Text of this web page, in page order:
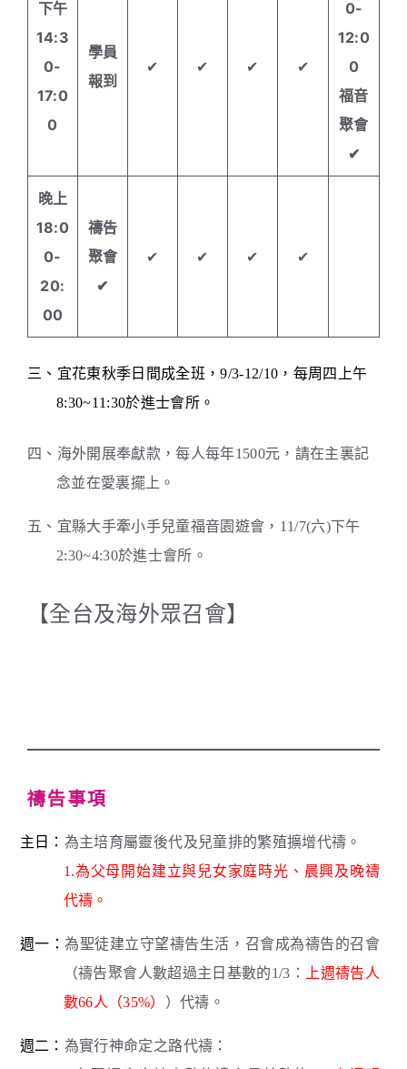
下午
14:3
0-
17:0
0
學員
報到
✔ ✔ ✔ ✔
0-
12:0
0
福音
聚會
✔
晚上
18:0
0-
20:
00
禱告
聚會
✔
✔ ✔ ✔ ✔
三、宜花東秋季日間成全班，9/3-12/10，每周四上午
8:30~11:30於進士會所。
四、海外開展奉獻款，每人每年1500元，請在主裏記
念並在愛裏擺上。
五、宜縣大手牽小手兒童福音園遊會，11/7(六)下午
2:30~4:30於進士會所。
【全台及海外眾召會】
禱告事項
主日： 為主培育屬靈後代及兒童排的繁殖擴增代禱。
1.為父母開始建立與兒女家庭時光、晨興及晚禱
代禱。
週一：為聖徒建立守望禱告生活，召會成為禱告的召會
（禱告聚會人數超過主日基數的1/3： 上週禱告人
數66人（35%）
）代禱。
週二： 為實行神命定之路代禱：